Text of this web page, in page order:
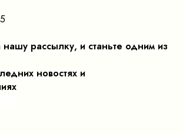
рассылку, и станьте одним из
новостях и